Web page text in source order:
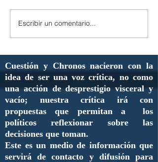
Escribir un comentario...
Cuestión y Chronos nacieron con la
idea de ser una voz crítica, no como
una acción de desprestigio visceral y
vacío; nuestra crítica irá con
propuestas que permitan a los
políticos reflexionar sobre las
decisiones que toman.
Este es un medio de información que
servirá de contacto y difusión para